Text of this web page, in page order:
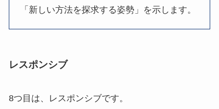
「新しい方法を探求する姿勢」を示します。
レスポンシブ
8つ目は、レスポンシブです。